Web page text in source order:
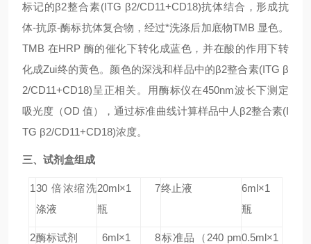
标记的β2整合素(ITG β2/CD11+CD18)抗体结合，形成抗
体-抗原-酶标抗体复合物，经过*洗涤后加底物TMB 显色。
TMB 在HRP 酶的催化下转化成蓝色，并在酸的作用下转
化成Zui终的黄色。颜色的深浅和样品中的β2整合素(ITG β
2/CD11+CD18)呈正相关。用酶标仪在450nm波长下测定
吸光度（OD 值），通过标准曲线计算样品中人β2整合素(I
TG β2/CD11+CD18)浓度。
三、试剂盒组成
130 倍浓缩洗
涤液
20ml×1
瓶
7终止液
6ml×1
瓶
2酶标试剂
6ml×1
8标准品
（240 pm0.5ml×1